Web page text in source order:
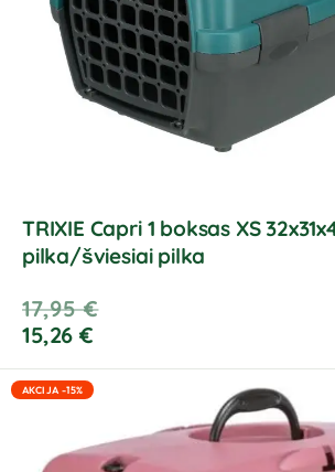
TRIXIE Capri 1 boksas XS
pilka/šviesiai pilka
17,95€
15,26 €
AKCIJA -15%